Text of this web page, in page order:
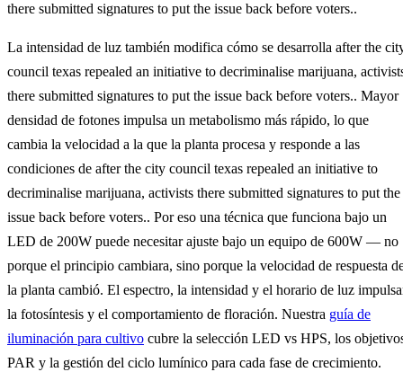
there submitted signatures to put the issue back before voters..
La intensidad de luz también modifica cómo se desarrolla after the
council texas repealed an initiative to decriminalise marijuana,
there submitted signatures to put the issue back before voters.. Mayor
densidad de fotones impulsa un metabolismo más rápido, lo que
cambia la velocidad a la que la planta procesa y responde a las
condiciones de after the city council texas repealed an initiative to
decriminalise marijuana, activists there submitted signatures to put the
issue back before voters.. Por eso una técnica que funciona bajo un
LED de 200W puede necesitar ajuste bajo un equipo de 600W — no
porque el principio cambiara, sino porque la velocidad de respuesta
la planta cambió. El espectro, la intensidad y el horario de luz
la fotosíntesis y el comportamiento de floración. Nuestra guía de
iluminación para cultivo cubre la selección LED vs HPS, los
PAR y la gestión del ciclo lumínico para cada fase de crecimiento.